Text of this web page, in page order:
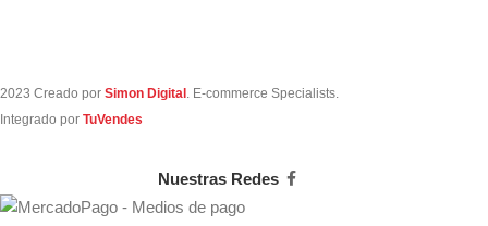
2023 Creado por Simon Digital . E-commerce Specialists.
Integrado por TuVendes
Nuestras Redes